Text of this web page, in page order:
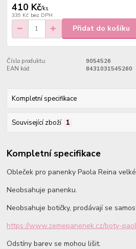
410 Kč/ks
339 Kč bez DPH
Přidat do košíku
Číslo produktu:
9054526
EAN kód:
8431031545260
Kompletní specifikace
Související zboží 1
Kompletní specifikace
Obleček pro panenky Paola Reina
Neobsahuje panenku.
Neobsahuje botičky, prodávají se
https://www.zemepanenek.cz/boty-
Odstíny barev se mohou lišit.